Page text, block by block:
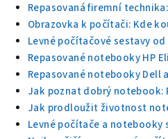
Repasovaná firemní
Obrazovka k počítači: Kde
Levné počítačové sestavy
Repasované notebooky HP
Repasované notebooky Dell
Jak poznat dobrý notebook:
Jak prodloužit životnost
Levné počítače a